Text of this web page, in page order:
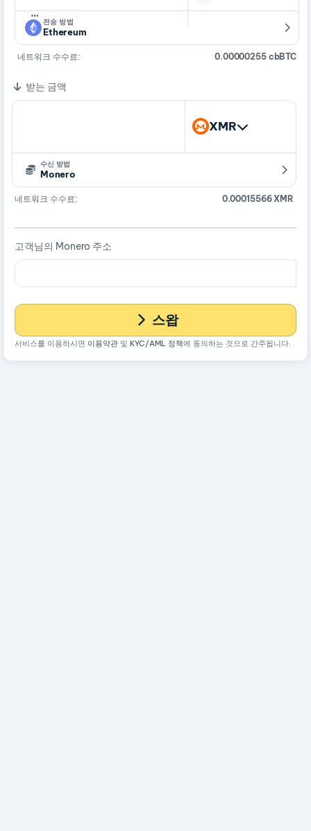
…
전송 방법
Ethereum
네트워크 수수료: 0.00000255 cbBTC
받는 금액
XMR
수신 방법
Monero
네트워크 수수료: 0.00015566 XMR
고객님의 Monero 주소
스왑
서비스를 이용하시면 이용약관 및 KYC/AML 정책에 동의하는 것으로 간주됩니다.